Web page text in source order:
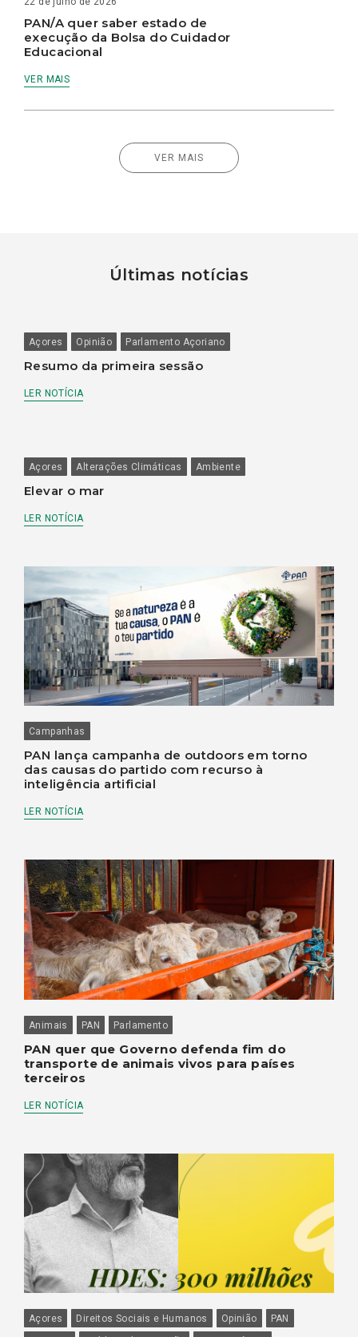
PAN/A quer saber estado de
execução da Bolsa do Cuidador
Educacional
VER MAIS
VER MAIS
Últimas notícias
Açores Opinião Parlamento Açoriano
Resumo da primeira sessão
LER NOTÍCIA
Açores Alterações Climáticas Ambiente
Elevar o mar
LER NOTÍCIA
Campanhas
PAN lança campanha de outdoors em torno
das causas do partido com recurso à
inteligência artificial
LER NOTÍCIA
Animais PAN Parlamento
PAN quer que Governo defenda fim do
transporte de animais vivos para países
terceiros
LER NOTÍCIA
Açores Direitos Sociais e Humanos Opinião
PAN